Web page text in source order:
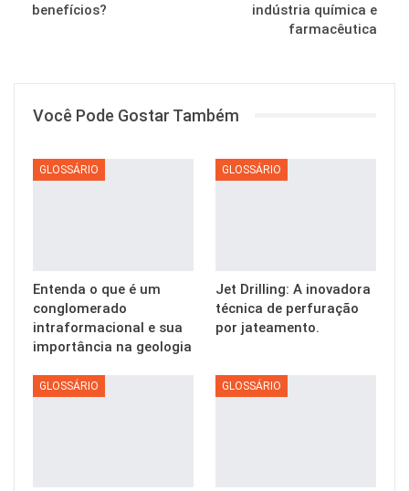
benefícios?
indústria química e
farmacêutica
Você Pode Gostar Também
GLOSSÁRIO
Entenda o que é um
conglomerado
intraformacional e sua
importância na geologia
GLOSSÁRIO
Jet Drilling: A inovadora
técnica de perfuração
por jateamento.
GLOSSÁRIO GLOSSÁRIO